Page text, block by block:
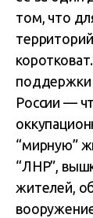
том, что
поддержки
России —
“мирную”
“ЛНР”,
жителей,